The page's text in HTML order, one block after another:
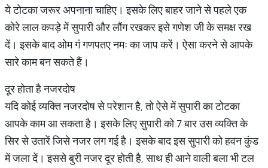
ये टोटका जरूर अपनाना चाहिए। इसके लिए बाहर जाने से पहले एक
कोरे लाल कपड़े में सुपारी और लौंग रखकर इसे गणेश जी के समक्ष रख
दें। इसके बाद ओम गं गणपतए नमः का जाप करें। ऐसा करने से आपके
सारे काम बन सकते हैं।
दूर होता है नजरदोष
यदि कोई व्यक्ति नजरदोष से परेशान है, तो ऐसे में सुपारी का टोटका
आपके काम आ सकता है। इसके लिए सुपारी को 7 बार उस व्यक्ति के
सिर से उतारें जिसे नजर लग गई है। इसके बाद इस सुपारी को हवन कुंड
में जला दें। इससे बुरी नजर दूर होती है, साथ ही आने वाली बला भी टल